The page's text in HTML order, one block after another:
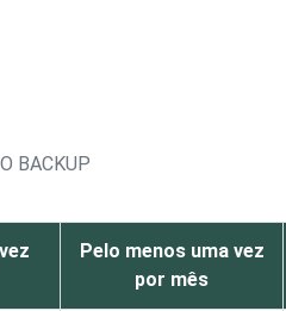
BACKUP
Pelo menos uma vez
por mês